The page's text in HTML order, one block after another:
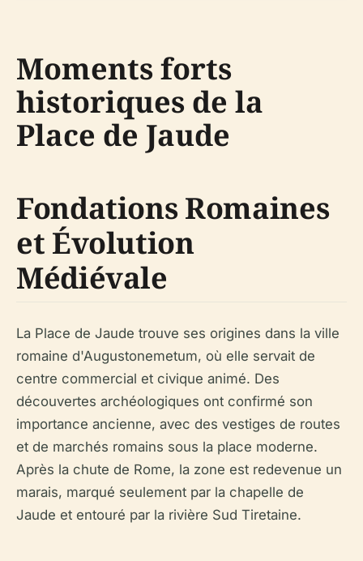
Moments forts
historiques de la
Place de Jaude
Fondations Romaines
et Évolution
Médiévale
La Place de Jaude trouve ses origines dans la ville
romaine d'Augustonemetum, où elle servait de
centre commercial et civique animé. Des
découvertes archéologiques ont confirmé son
importance ancienne, avec des vestiges de routes
et de marchés romains sous la place moderne.
Après la chute de Rome, la zone est redevenue un
marais, marqué seulement par la chapelle de
Jaude et entouré par la rivière Sud Tiretaine.